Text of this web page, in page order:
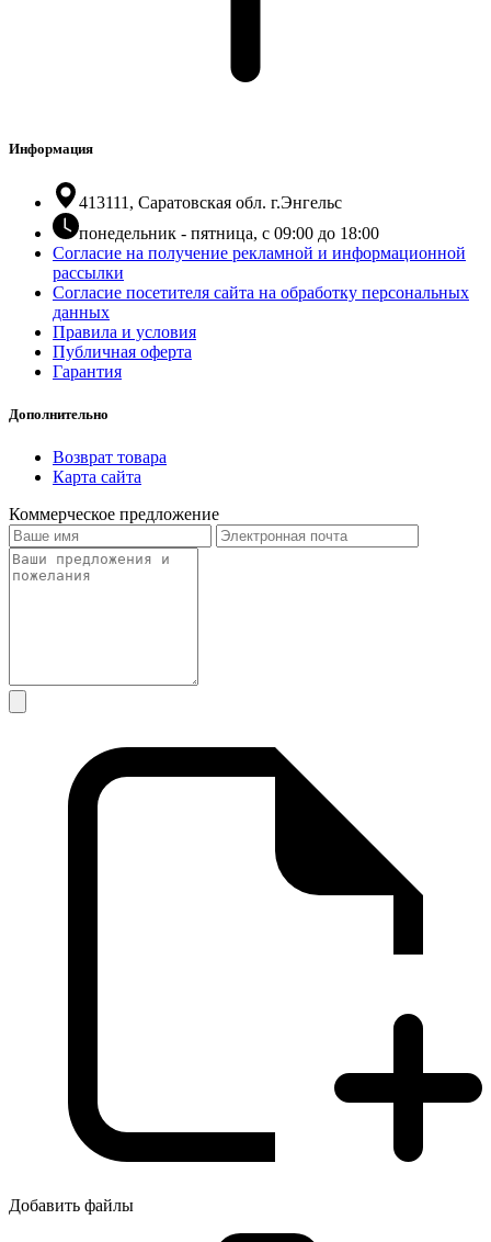
Информация
413111, Саратовская обл. г.Энгельс
понедельник - пятница, с 09:00 до 18:00
Согласие на получение рекламной и информационной
рассылки
Согласие посетителя сайта на обработку персональных
данных
Правила и условия
Публичная оферта
Гарантия
Дополнительно
Возврат товара
Карта сайта
Коммерческое предложение
Добавить файлы